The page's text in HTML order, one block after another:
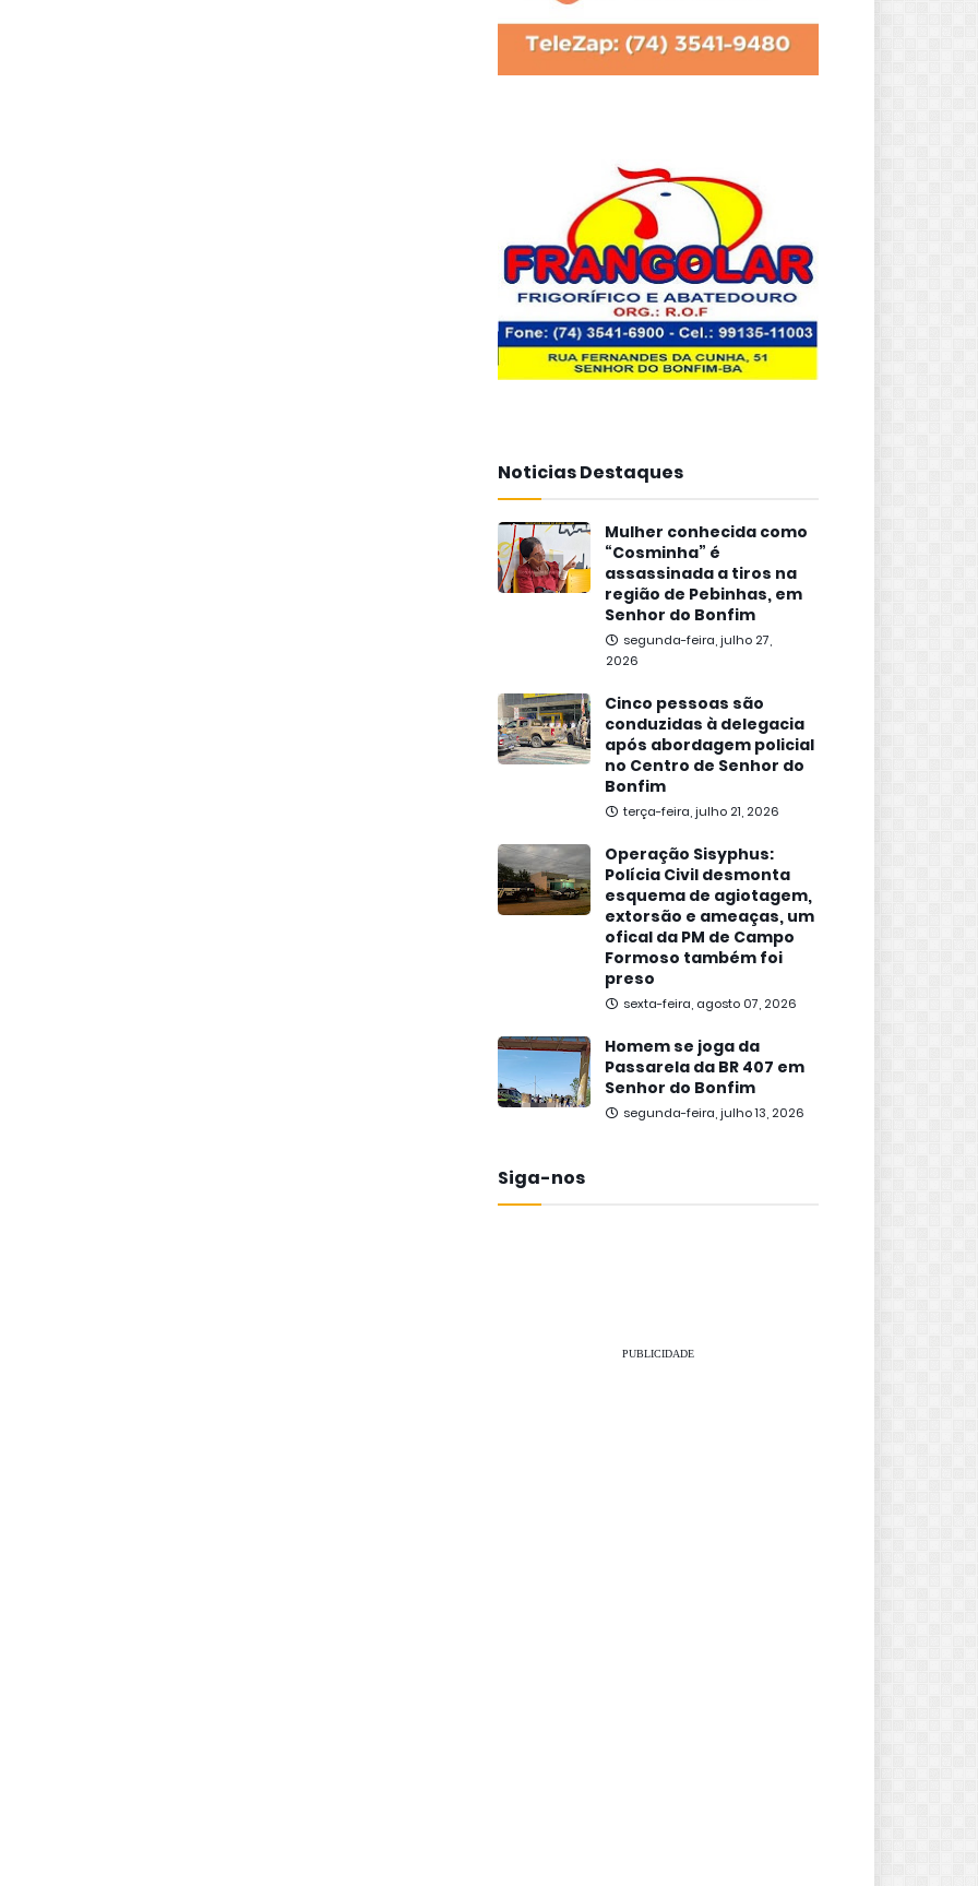
Noticias Destaques
Mulher conhecida como
“Cosminha” é
assassinada a tiros na
região de Pebinhas, em
Senhor do Bonfim
segunda-feira, julho 27,
2026
Cinco pessoas são
conduzidas à delegacia
após abordagem policial
no Centro de Senhor do
Bonfim
terça-feira, julho 21, 2026
Operação Sisyphus:
Polícia Civil desmonta
esquema de agiotagem,
extorsão e ameaças, um
ofical da PM de Campo
Formoso também foi
preso
sexta-feira, agosto 07, 2026
Homem se joga da
Passarela da BR 407 em
Senhor do Bonfim
segunda-feira, julho 13, 2026
Siga-nos
PUBLICIDADE